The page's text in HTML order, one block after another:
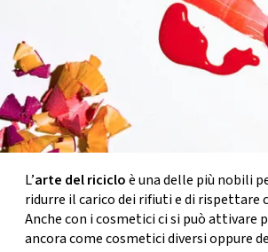
TV
PRINCIPATO
DI
RMC
CONSIGLIA
L’arte del ricicloè una delle più nobili
ridurre il carico dei rifiuti e di rispettare
Anche con i cosmetici ci si può
ancora come cosmetici diversi oppure